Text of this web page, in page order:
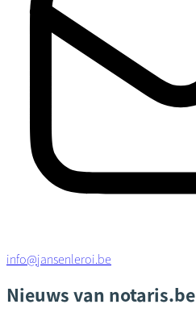
info@jansenleroi.be
Nieuws van notaris.be